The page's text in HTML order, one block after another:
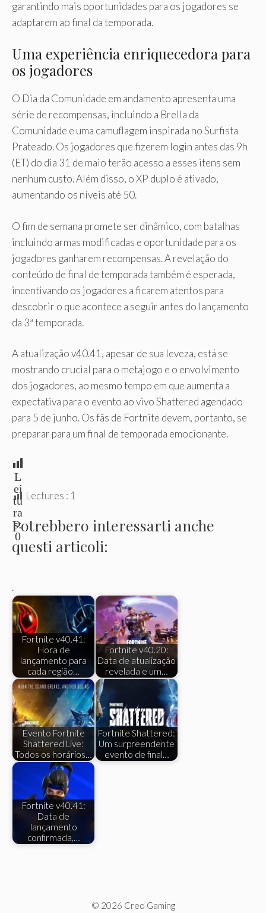
garantindo mais oportunidades para os jogadores se
adaptarem ao final da temporada.
Uma experiência enriquecedora para
os jogadores
O Dia da Comunidade em andamento apresenta uma
série de recompensas, incluindo a Brella da
Comunidade e uma camuflagem inspirada no Surfista
Prateado. Os jogadores que fizerem login antes das 9h
(ET) do dia 31 de maio terão acesso a esses itens sem
nenhum custo. Além disso, o XP duplo é ativado,
aumentando os níveis até 50.
O fim de semana promete ser dinâmico, com batalhas
incluindo armas modificadas e oportunidade para os
jogadores ganharem recompensas. A revelação do
conteúdo de final de temporada também é esperada,
incentivando os jogadores a ficarem atentos para
descobrir o que acontece a seguir antes do lançamento
da 3ª temporada.
A atualização v40.41, apesar de sua leveza, está se
mostrando crucial para o metajogo e o envolvimento
dos jogadores, ao mesmo tempo em que aumenta a
expectativa para o evento ao vivo Shattered agendado
para 5 de junho. Os fãs de Fortnite devem, portanto, se
preparar para um final de temporada emocionante.
L
ei
tu
ra
s:
0
Lectures : 1
Potrebbero interessarti anche
questi articoli:
.
Fortnite v40.41:
Hora de
lançamento para
cada região…
Fortnite v40.20:
Data de atualização
revelada e um…
Evento Fortnite
Shattered Live:
Todos os horários…
Fortnite Shattered:
Um surpreendente
evento de final…
Fortnite v40.41:
Data de
lançamento
confirmada,…
© 2026 Creo Gaming